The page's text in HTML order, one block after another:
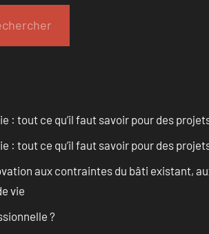
: tout ce qu’il faut savoir pour des
: tout ce qu’il faut savoir pour des
aux contraintes du bâti existant,
vie
?